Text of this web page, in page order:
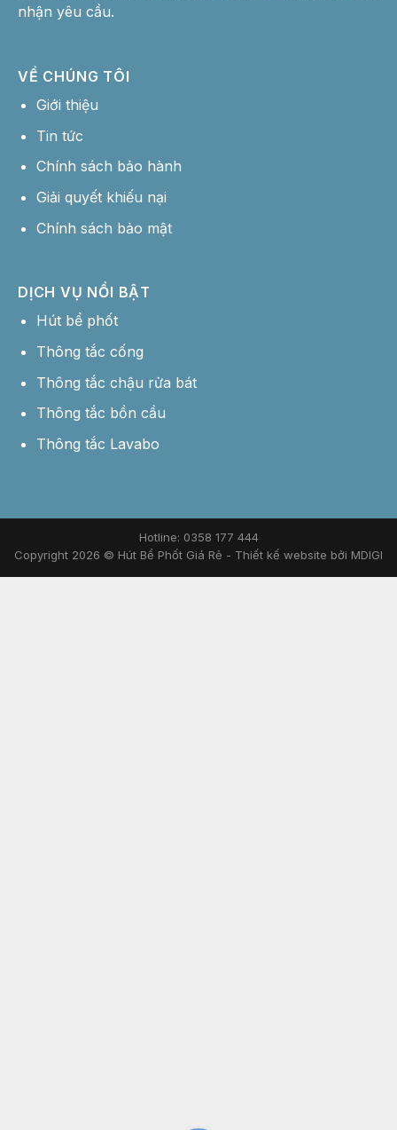
nhận yêu cầu.
VỀ CHÚNG TÔI
Giới thiệu
Tin tức
Chính sách bảo hành
Giải quyết khiếu nại
Chính sách bảo mật
DỊCH VỤ NỔI BẬT
Hút bể phốt
Thông tắc cống
Thông tắc chậu rửa bát
Thông tắc bồn cầu
Thông tắc Lavabo
Hotline: 0358 177 444
Copyright 2026 © Hút Bể Phốt Giá Rẻ - Thiết kế website bởi MDIGI